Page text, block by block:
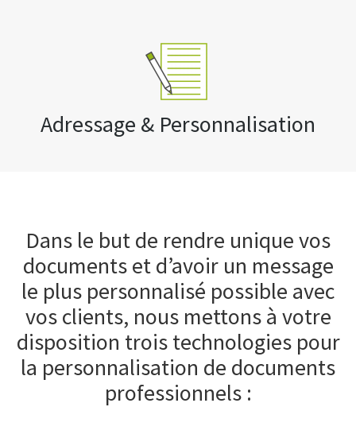
Adressage & Personnalisation
Dans le but de rendre unique vos
documents et d’avoir un message
le plus personnalisé possible avec
vos clients, nous mettons à votre
disposition trois technologies pour
la personnalisation de documents
professionnels :